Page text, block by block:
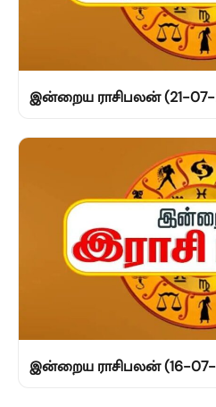
இன்றைய ராசிபலன் (21-07-
இன்றைய ராசிபலன் (16-07-